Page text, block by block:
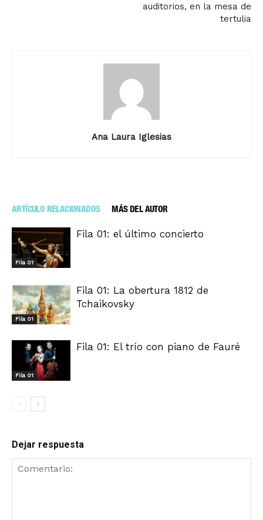
auditorios, en la mesa de
tertulia
Ana Laura Iglesias
ARTÍCULO RELACIONADOS MÁS DEL AUTOR
Fila 01
Fila 01: el último concierto
Fila 01
Fila 01: La obertura 1812 de
Tchaikovsky
Fila 01
Fila 01: El trío con piano de Fauré
Dejar respuesta